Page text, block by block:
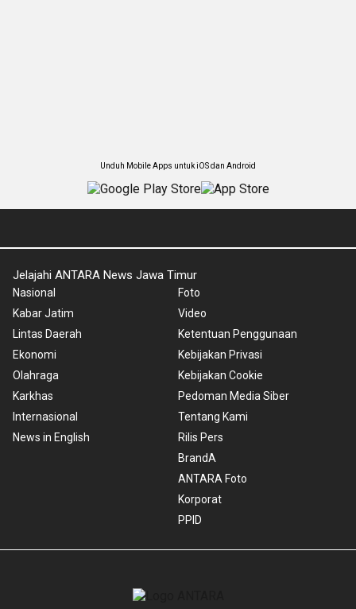
Unduh Mobile Apps untuk iOS dan Android
Jelajahi ANTARA News Jawa Timur
Nasional
Kabar Jatim
Lintas Daerah
Ekonomi
Olahraga
Karkhas
Internasional
News in English
Foto
Video
Ketentuan Penggunaan
Kebijakan Privasi
Kebijakan Cookie
Pedoman Media Siber
Tentang Kami
Rilis Pers
BrandA
ANTARA Foto
Korporat
PPID